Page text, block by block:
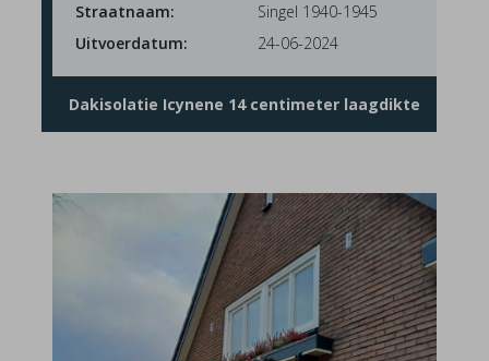
Straatnaam:
Singel 1940-1945
Uitvoerdatum:
24-06-2024
Dakisolatie Icynene 14 centimeter laagdikte